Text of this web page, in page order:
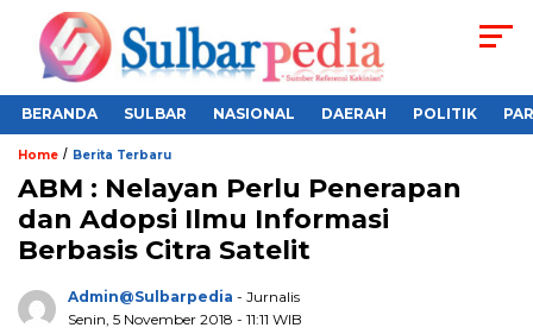
BERANDA SULBAR NASIONAL DAERAH POLITIK
Home / Berita Terbaru
ABM : Nelayan Perlu Penerapan
dan Adopsi Ilmu Informasi
Berbasis Citra Satelit
Admin@sulbarpedia - Jurnalis
Senin, 5 November 2018 - 11:11 WIB